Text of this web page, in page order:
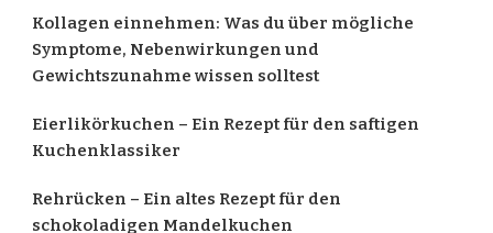
Kollagen einnehmen: Was du über mögliche
Symptome, Nebenwirkungen und
Gewichtszunahme wissen solltest
Eierlikörkuchen – Ein Rezept für den saftigen
Kuchenklassiker
Rehrücken – Ein altes Rezept für den
schokoladigen Mandelkuchen